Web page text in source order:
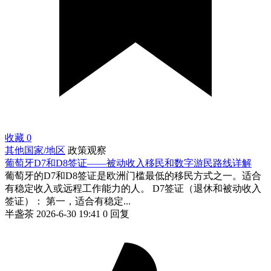
收藏 0
其他国家/地区 政策观察
葡萄牙D7和D8签证——被动收入移民和数字游民路线详解
葡萄牙的D7和D8签证是欧洲门槛最低的移民方式之一。适合
有稳定收入或远程工作能力的人。 D7签证（退休和被动收入
签证）： 第一，适合有稳定...
半盏茶 2026-6-30 19:41 0 回复